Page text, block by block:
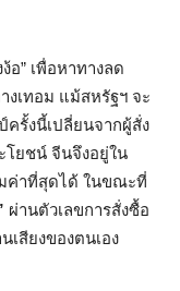
อ” เพื่อหาทางลด
งเทอม แม้สหรัฐฯ จะ
รั้งนี้เปลี่ยนจากผู้สั่ง
โยชน์ จีนจึงอยู่ใน
ค่าที่สุดได้ ในขณะที่
ผ่านตัวเลขการสั่งซื้อ
เสียงของตนเอง